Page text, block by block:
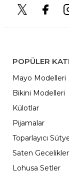
POPÜLER
Mayo Modelleri
Bikini Modelleri
Külotlar
Pijamalar
Toparlayıcı
Saten Gecelikler
Lohusa Setler